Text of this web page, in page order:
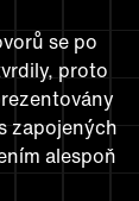
se po
proto
zapojených
alespoň